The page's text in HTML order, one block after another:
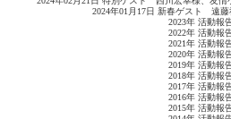
2024年01月17日 新春ゲスト 遠藤
2023年 活動報
2022年 活動報
2021年 活動報
2020年 活動報
2019年 活動報
2018年 活動報
2017年 活動報
2016年 活動報
2015年 活動報